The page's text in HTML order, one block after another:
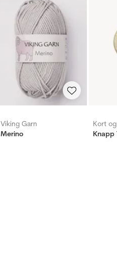
Viking Garn
Merino
Kort
Knapp